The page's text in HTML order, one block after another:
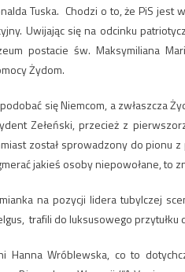
Tuska. Chodzi o to, że PiS
Uwijając się na odcinku
postacie św. Maksymiliana
Żydom.
się Niemcom, a zwłaszcza
Zełeński, przecież z
został sprowadzony do
jakieś osoby niepowołane, to
na pozycji lidera tubylczej
trafili do luksusowego przytułku
Hanna Wróblewska, co to